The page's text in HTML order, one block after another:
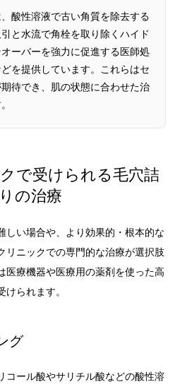
酸性溶液で古い角質を除去する
と水流で角栓を取り除くハイド
ーバーを強力に促進する医師処
を提供しています。これらはセ
待でき、肌の状態に合わせた治
で受けられる毛穴詰
の治療
しい場合や、より効果的・根本的な
リニックでの専門的な治療が選択肢
医療機器や医療用の薬剤を使った高
られます。
グ
コール酸やサリチル酸などの酸性溶